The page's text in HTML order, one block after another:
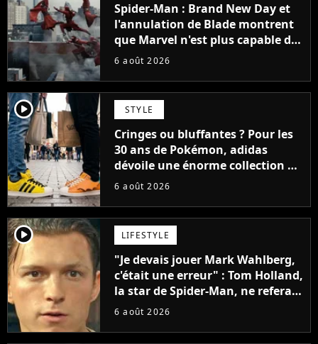
Spider-Man : Brand New Day et
l'annulation de Blade montrent
que Marvel n'est plus capable de
faire quoi que ce soit de simple
6 août 2026
player2 STYLE
Cringes ou bluffantes ? Pour les
30 ans de Pokémon, adidas
dévoile une énorme collection de
sneakers et je ne sais pas quoi en
6 août 2026
player2 LIFESTYLE
"Je devais jouer Mark Wahlberg,
c'était une erreur" : Tom Holland,
la star de Spider-Man, ne referait
pas ce blockbuster
6 août 2026